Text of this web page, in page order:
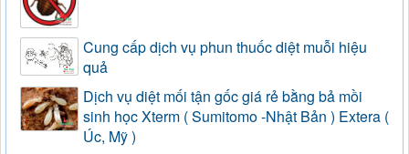
Cung cấp dịch vụ phun thuốc diệt muỗi hiệu
quả
Dịch vụ diệt mối tận gốc giá rẻ bằng bả mồi
sinh học Xterm ( Sumitomo -Nhật Bản ) Extera (
Úc, Mỹ )